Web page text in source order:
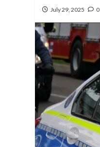
July 29, 2025 0